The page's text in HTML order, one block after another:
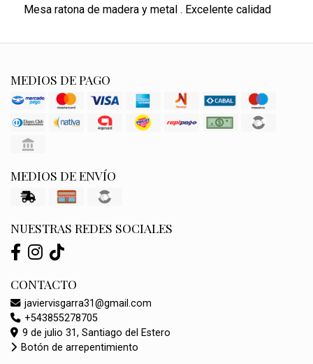
Mesa ratona de madera y metal . Excelente calidad
MEDIOS DE PAGO
MEDIOS DE ENVÍO
NUESTRAS REDES SOCIALES
CONTACTO
javiervisgarra31@gmail.com
+543855278705
9 de julio 31, Santiago del Estero
Botón de arrepentimiento